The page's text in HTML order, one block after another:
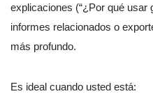
explicaciones (“¿Por qué usar
informes relacionados o
más profundo.
Es ideal cuando usted está: